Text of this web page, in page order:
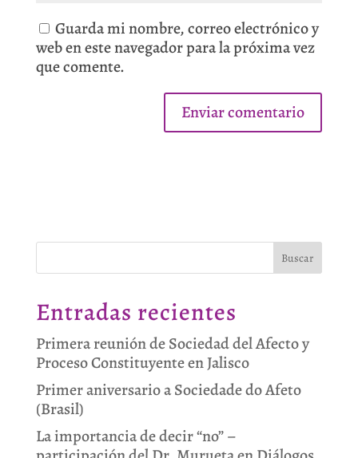
Guarda mi nombre, correo electrónico y
web en este navegador para la próxima vez
que comente.
Buscar
Entradas recientes
Primera reunión de Sociedad del Afecto y
Proceso Constituyente en Jalisco
Primer aniversario a Sociedade do Afeto
(Brasil)
La importancia de decir “no” –